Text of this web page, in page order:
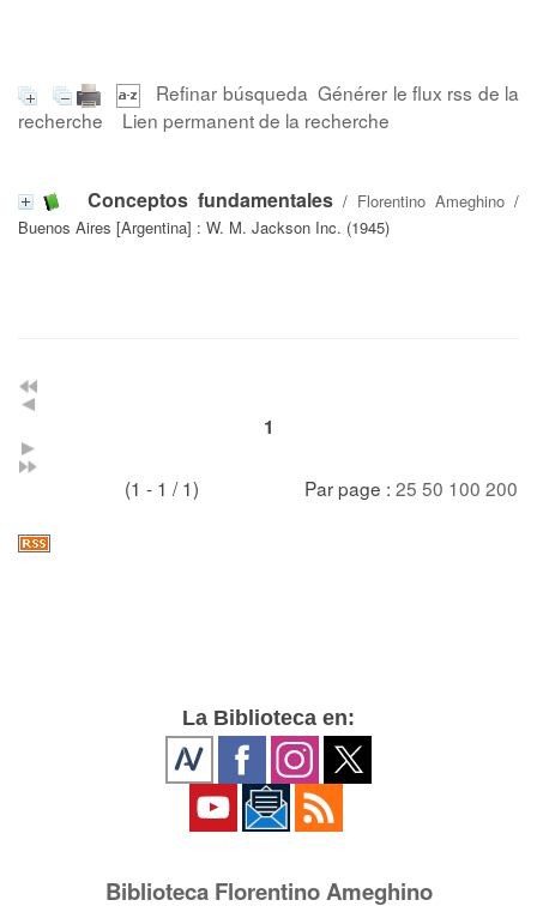
Refinar búsqueda Générer le flux rss de la
recherche
Lien permanent de la recherche
Conceptos fundamentales / Florentino Ameghino /
Buenos Aires [Argentina] : W. M. Jackson Inc. (1945)
1
(1 - 1 / 1) Par page : 25 50 100 200
La Biblioteca en:
Biblioteca Florentino Ameghino